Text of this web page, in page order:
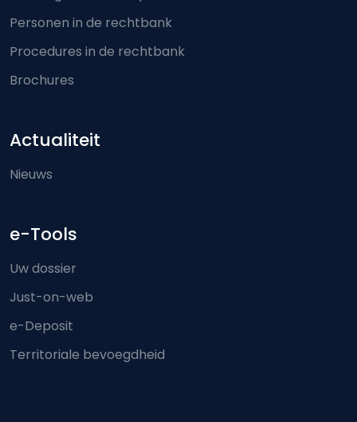
Personen in de rechtbank
Procedures in de rechtbank
Brochures
Actualiteit
Nieuws
e-Tools
Uw dossier
Just-on-web
e-Deposit
Territoriale bevoegdheid